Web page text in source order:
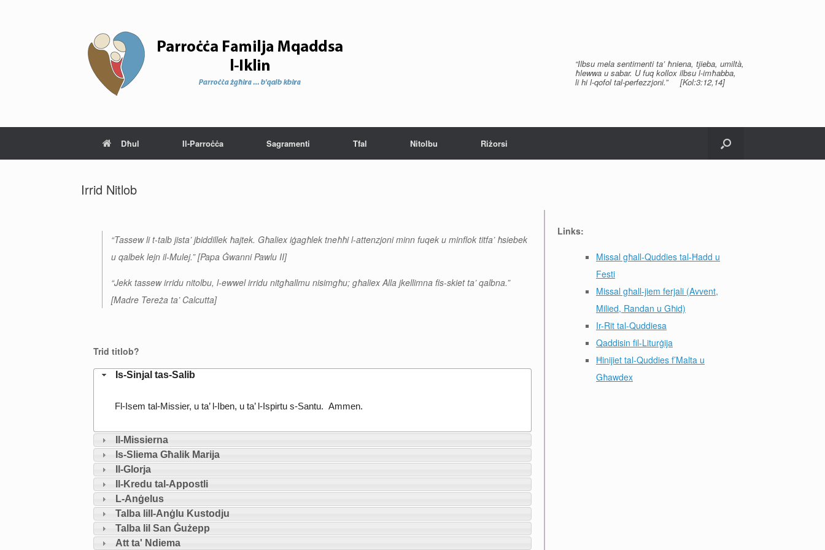
“Ilbsu mela sentimenti ta’ ħniena, tjieba, umiltà,
ħlewwa u sabar. U fuq kollox ilbsu l-imħabba,
li hi l-qofol tal-perfezzjoni.” [Kol:3:12,14]
Dħul Il-Parroċċa Sagramenti Tfal Nitolbu Riżorsi
Irrid Nitlob
“Tassew li t-talb jista’ jbiddillek ħajtek. Għaliex iġagħlek tneħħi l-attenzjoni minn fuqek u minflok titfa’ ħsiebek
u qalbek lejn il-Mulej.” [Papa Ġwanni Pawlu II]
“Jekk tassew irridu nitolbu, l-ewwel irridu nitgħallmu nisimgħu; għaliex Alla jkellimna fis-skiet ta’ qalbna.”
[Madre Tereża ta’ Calcutta]
Trid titlob?
Is-Sinjal tas-Salib
Fl-Isem tal-Missier, u ta’ l-Iben, u ta’ l-Ispirtu s-Santu. Ammen.
Il-Missierna
Is-Sliema Għalik Marija
Il-Glorja
Il-Kredu tal-Appostli
L-Anġelus
Talba lill-Anġlu Kustodju
Talba lil San Ġużepp
Att ta' Ndiema
Links:
Missal għall-Quddies tal-Ħadd u
Festi
Missal għall-jiem ferjali (Avvent,
Milied, Randan u Għid)
Ir-Rit tal-Quddiesa
Qaddisin fil-Liturġija
Ħinijiet tal-Quddies f’Malta u
Għawdex